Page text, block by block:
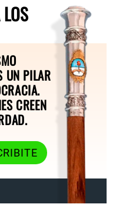
UN PILAR
CREEN